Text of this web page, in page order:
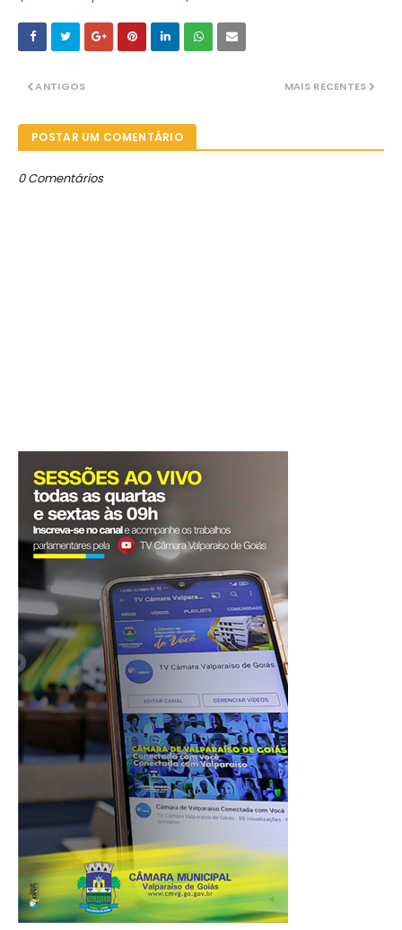
MAIS RECENTES
ANTIGOS
POSTAR UM COMENTÁRIO
0 Comentários